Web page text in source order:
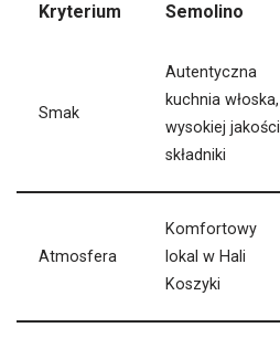
Kryterium Semolino
Smak
Autentyczna
kuchnia włoska,
wysokiej jakości
składniki
Atmosfera
Komfortowy
lokal w Hali
Koszyki